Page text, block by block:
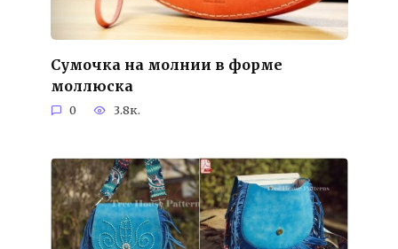
Сумочка на молнии в форме
моллюска
0 3.8к.